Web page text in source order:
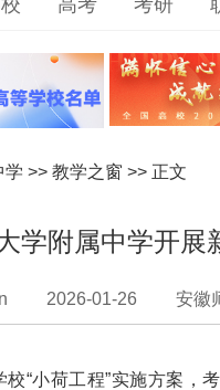
高考 考研
学 >> 教学之窗 >> 正文
学附属中学开展
2026-01-26 安徽
校“小荷工程”实施方案，